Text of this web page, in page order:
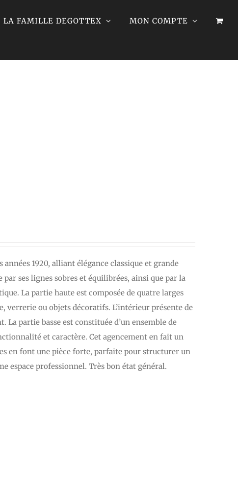
LA FAMILLE DEGOTTEX MON COMPTE
1920, alliant élégance classique et grande
ses lignes sobres et équilibrées, ainsi que par la
La partie haute est composée de quatre larges
verrerie ou objets décoratifs. L’intérieur présente de
partie basse est constituée d’un ensemble de
et caractère. Cet agencement en fait un
en font une pièce forte, parfaite pour structurer un
espace professionnel. Très bon état général.